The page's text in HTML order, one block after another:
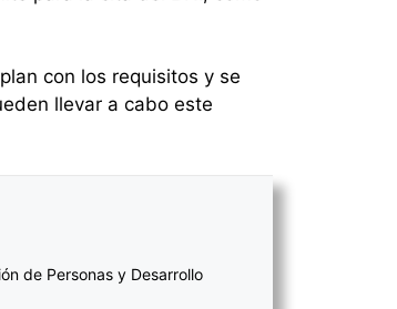
con los requisitos y se
llevar a cabo este
de Personas y Desarrollo